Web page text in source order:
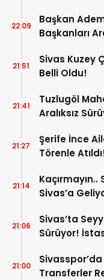
Başkan
Başkanları
22:09
Sivas Kuzey
Belli Oldu!
21:51
Tuzlugöl
Aralıksız
21:41
Şerife İnce
Törenle
21:27
Kaçırmayın..
Sivas’a
21:14
Sivas’ta
Sürüyor!
21:06
Transferler
21:00